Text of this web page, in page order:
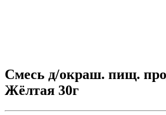
Смесь д/окраш. пищ.
Жёлтая 30г